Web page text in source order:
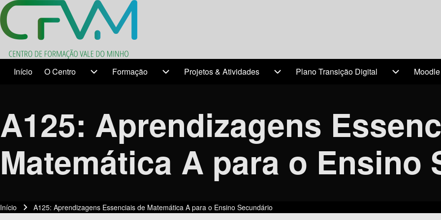
Temas
Início O Centro
O Centro sub-navigation
Formação
Formação sub-navigation
Projetos & Atividades
Projetos & Atividades sub-navigation
Plano Transição Digital Moodle
(opens
A125: Aprendizagens
Matemática A para o Ensino
Início A125: Aprendizagens Essenciais de Matemática A para o Ensino Secundário